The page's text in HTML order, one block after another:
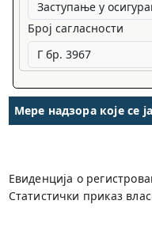
Број сагласности
Мере надзора које се
Евиденција о
Статистички приказ